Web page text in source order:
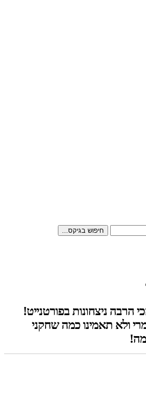
חיפוש בגיקס...
הרבה ניצחונות בפורטנייט!
ולא תאמינו כמה שחקני